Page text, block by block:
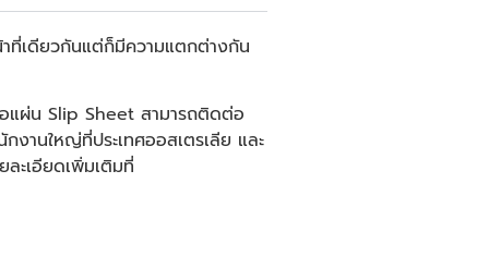
าที่เดียวกันแต่ก็มีความแตกต่างกัน
แผ่น Slip Sheet สามารถติดต่อ
งานใหญ่ที่ประเทศออสเตรเลีย และ
ะเอียดเพิ่มเติมที่